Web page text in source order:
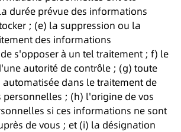
durée prévue des informations
; (e) la suppression ou la
des informations
s'opposer à un tel traitement ; f) le
autorité de contrôle ; (g) toute
automatisée dans le traitement de
; (h) l'origine de vos
si ces informations ne sont
de vous ; et (i) la désignation